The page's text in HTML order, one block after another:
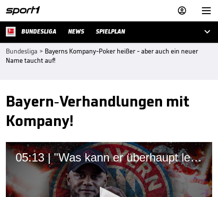


BUNDESLIGA NEWS SPIELPLAN 
Bundesliga > Bayerns Kompany-Poker heißer - aber auch ein neuer
Name taucht auf!
Bayern-Verhandlungen mit
Kompany!
05:13 | "Was kann er überhaupt leisten?"